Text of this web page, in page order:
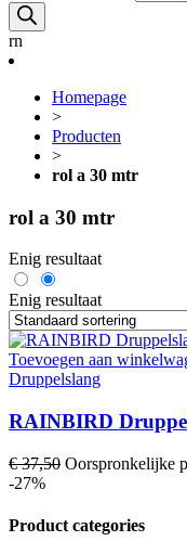
rn
Homepage
>
Producten
>
rol a 30 mtr
rol a 30 mtr
Enig resultaat
Enig resultaat
Toevoegen aan
Druppelslang
RAINBIRD
€37,50 Oorspronkelijke
-27%
Product categories